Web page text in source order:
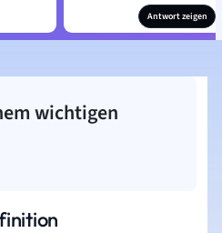
Antwort zeigen
wichtigen